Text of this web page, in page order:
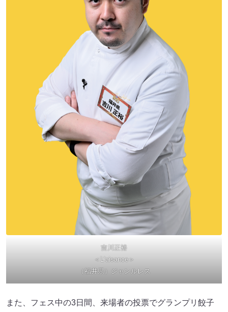
吉川正裕
＜L‘aisance＞
（福井県）ジャンルレス
また、フェス中の3日間、来場者の投票でグランプリ餃子